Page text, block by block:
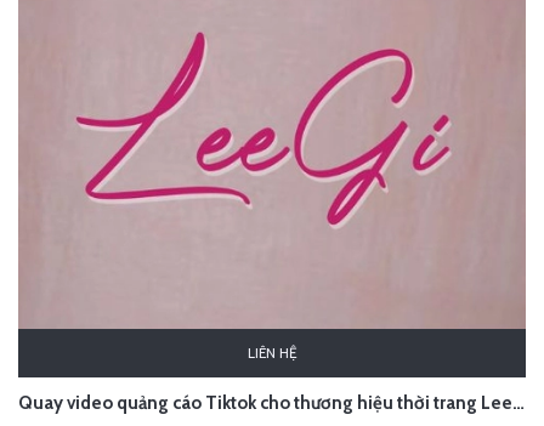
LIÊN HỆ
Quay video quảng cáo Tiktok cho thương hiệu thời trang LeeGi